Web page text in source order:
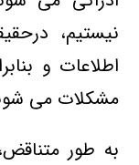
نیستیم،
اطلاعات و
مشكلات می
به طور